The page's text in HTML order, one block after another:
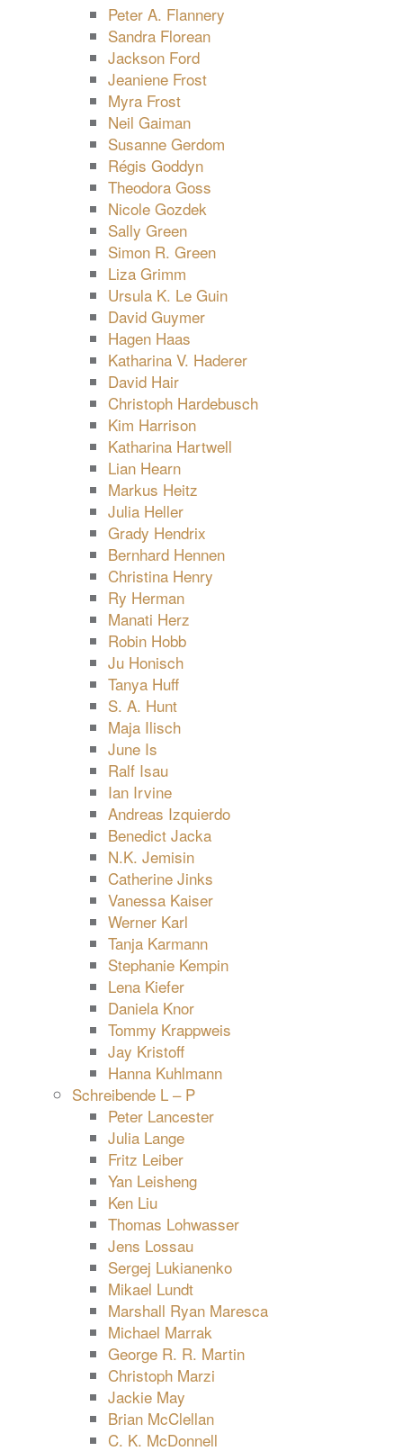
Peter A. Flannery
Sandra Florean
Jackson Ford
Jeaniene Frost
Myra Frost
Neil Gaiman
Susanne Gerdom
Régis Goddyn
Theodora Goss
Nicole Gozdek
Sally Green
Simon R. Green
Liza Grimm
Ursula K. Le Guin
David Guymer
Hagen Haas
Katharina V. Haderer
David Hair
Christoph Hardebusch
Kim Harrison
Katharina Hartwell
Lian Hearn
Markus Heitz
Julia Heller
Grady Hendrix
Bernhard Hennen
Christina Henry
Ry Herman
Manati Herz
Robin Hobb
Ju Honisch
Tanya Huff
S. A. Hunt
Maja Ilisch
June Is
Ralf Isau
Ian Irvine
Andreas Izquierdo
Benedict Jacka
N.K. Jemisin
Catherine Jinks
Vanessa Kaiser
Werner Karl
Tanja Karmann
Stephanie Kempin
Lena Kiefer
Daniela Knor
Tommy Krappweis
Jay Kristoff
Hanna Kuhlmann
Schreibende L – P
Peter Lancester
Julia Lange
Fritz Leiber
Yan Leisheng
Ken Liu
Thomas Lohwasser
Jens Lossau
Sergej Lukianenko
Mikael Lundt
Marshall Ryan Maresca
Michael Marrak
George R. R. Martin
Christoph Marzi
Jackie May
Brian McClellan
C. K. McDonnell